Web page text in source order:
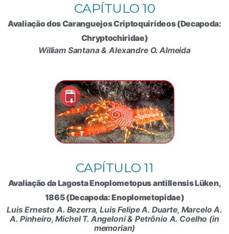
CAPÍTULO 10
Avaliação dos Caranguejos Criptoquirídeos (Decapoda:
Chryptochiridae)
William Santana & Alexandre O. Almeida
CAPÍTULO 11
Avaliação da Lagosta Enoplometopus antillensis Lüken,
1865 (Decapoda: Enoplometopidae)
Luis Ernesto A. Bezerra, Luis Felipe A. Duarte, Marcelo A.
A. Pinheiro, Michel T. Angeloni & Petrônio A. Coelho (in
memorian)